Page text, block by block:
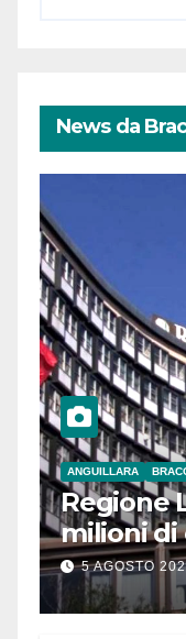
News da
ANGUILLARA
Regione
milioni di
Comuni
5 AGOSTO